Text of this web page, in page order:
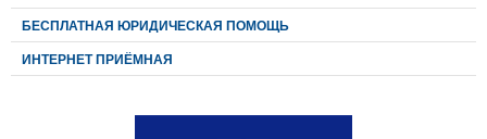
БЕСПЛАТНАЯ ЮРИДИЧЕСКАЯ ПОМОЩЬ
ИНТЕРНЕТ ПРИЁМНАЯ